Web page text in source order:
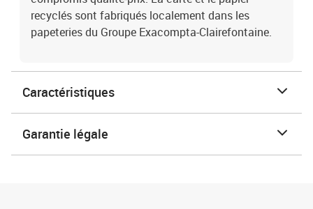
recyclés sont fabriqués localement dans les
papeteries du Groupe Exacompta-Clairefontaine.
Caractéristiques
Garantie légale